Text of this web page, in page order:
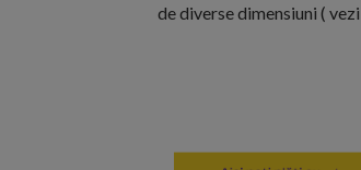
de diverse dimensiuni (